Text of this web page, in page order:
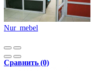
Nur_mebel
Сравнить (0)